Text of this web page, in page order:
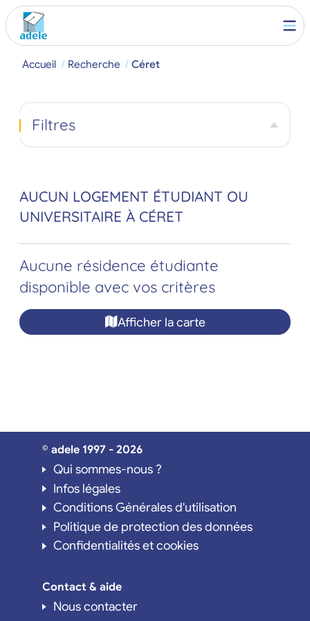
Accueil Recherche Céret
AUCUN LOGEMENT ÉTUDIANT OU
UNIVERSITAIRE À CÉRET
Aucune résidence étudiante
disponible avec vos critères
Afficher la carte
Filtres
© adele 1997 - 2026
Qui sommes-nous ?
Infos légales
Conditions Générales d'utilisation
Politique de protection des données
Confidentialités et cookies
Contact & aide
Nous contacter